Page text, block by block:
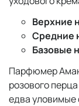
Верхние
Средние
Базовые
Парфюмер
розового
едва уловимые